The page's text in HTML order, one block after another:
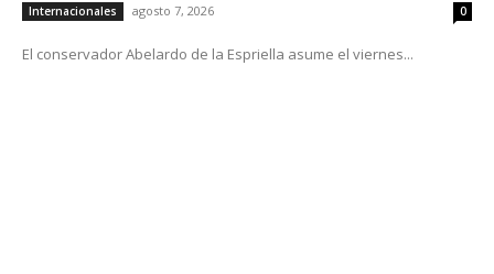
Internacionales agosto 7, 2026 0
El conservador Abelardo de la Espriella asume el viernes...